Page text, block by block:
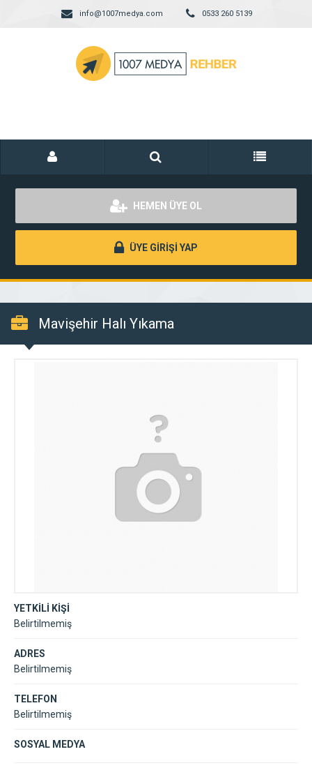
info@1007medya.com 0533 260 5139
HEMEN ÜYE OL
ÜYE GİRİŞİ YAP
Mavişehir Halı Yıkama
YETKİLİ KİŞİ
Belirtilmemiş
ADRES
Belirtilmemiş
TELEFON
Belirtilmemiş
SOSYAL MEDYA